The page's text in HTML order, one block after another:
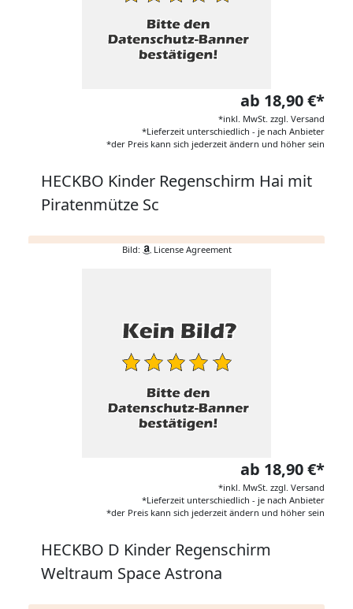
ab 18,90 €*
*inkl. MwSt. zzgl. Versand
*Lieferzeit unterschiedlich - je nach Anbieter
*der Preis kann sich jederzeit ändern und höher sein
HECKBO Kinder Regenschirm Hai mit
Piratenmütze Sc
Bild: License Agreement
ab 18,90 €*
*inkl. MwSt. zzgl. Versand
*Lieferzeit unterschiedlich - je nach Anbieter
*der Preis kann sich jederzeit ändern und höher sein
HECKBO D Kinder Regenschirm
Weltraum Space Astrona